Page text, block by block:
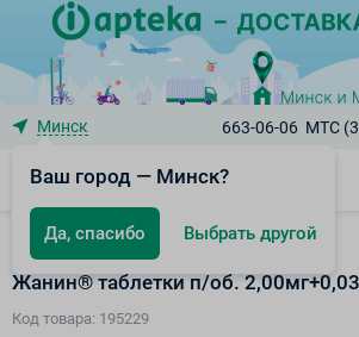
Минск
Ваш город — Минск?
Да, спасибо Выбрать другой
663-06-06 МТС
Контрацепция
Жанин® таблетки п/об.
Код товара: 195229